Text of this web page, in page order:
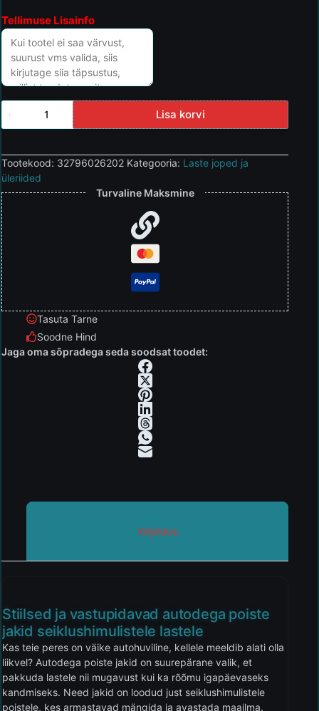
Tellimuse Lisainfo
Lisa korvi
Tootekood: 32796026202 Kategooria: Laste joped ja
üleriided
Turvaline Maksmine
Tasuta Tarne
Soodne Hind
Jaga oma sõpradega seda soodsat toodet:
Kirjeldus
Stiilsed ja vastupidavad autodega poiste
jakid seiklushimulistele lastele
Kas teie peres on väike autohuviline, kellele meeldib alati olla
liikvel? Autodega poiste jakid on suurepärane valik, et
pakkuda lastele nii mugavust kui ka rõõmu igapäevaseks
kandmiseks. Need jakid on loodud just seiklushimulistele
poistele, kes armastavad mängida ja avastada maailma.